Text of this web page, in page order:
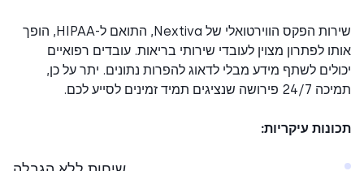
שירות הפקס הווירטואלי של Nextiva, התואם ל-HIPAA, הופך
לפתרון מצוין לעובדי שירותי בריאות. עובדים רפואיים
לשתף מידע מבלי לדאוג להפרות נתונים. יתר על כן,
תמיד זמינים לסייע לכם.
עיקריות: